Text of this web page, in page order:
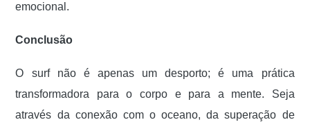
emocional.
Conclusão
O surf não é apenas um desporto; é uma prática
transformadora para o corpo e para a mente. Seja
através da conexão com o oceano, da superação de